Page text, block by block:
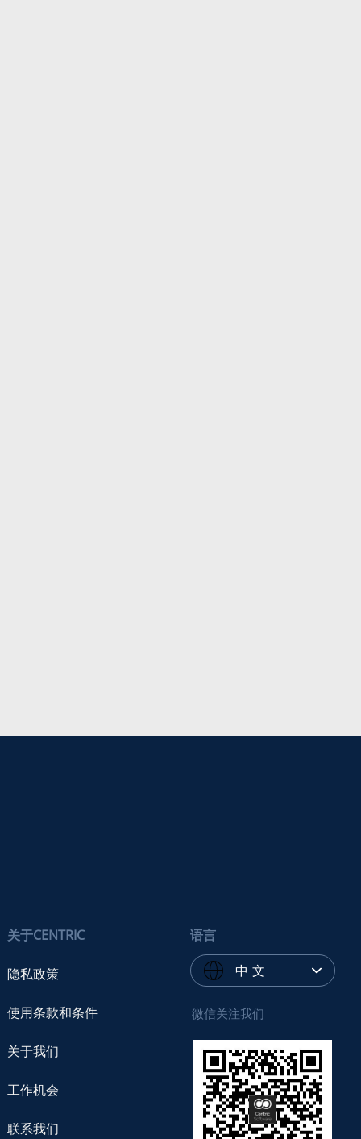
关于CENTRIC
隐私政策
使用条款和条件
关于我们
工作机会
联系我们
语言
中 文
微信关注我们